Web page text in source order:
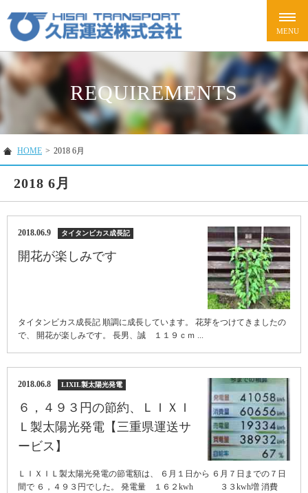
REQUIREMENTS
HOME > 2018 6月
2018 6月
2018.06.9 タイタンビカス成長記
開花が楽しみです
タイタンビカス成長記 順調に成長しています。 花芽をつけてきましたの
で、 開花が楽しみです。 長男、誠 １１９ｃｍ ...
2018.06.8 LIXIL製太陽光発電
６，４９３円の節約、ＬＩＸＩ
Ｌ製太陽光発電【三重県運送サ
ービス】
ＬＩＸＩＬ製太陽光発電の節電額は、 ６月１日から ６月７日までの７日
間で ６，４９３円でした。 発電量 １６２kwh ３３kwh増 消費